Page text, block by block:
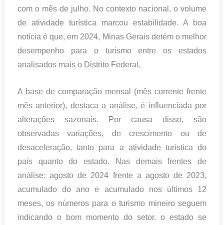
com o mês de julho. No contexto nacional, o volume
de atividade turística marcou estabilidade. A boa
notícia é que, em 2024, Minas Gerais detém o melhor
desempenho para o turismo entre os estados
analisados mais o Distrito Federal.
A base de comparação mensal (mês corrente frente
mês anterior), destaca a análise, é influenciada por
alterações sazonais. Por causa disso, são
observadas variações, de crescimento ou de
desaceleração, tanto para a atividade turística do
país quanto do estado. Nas demais frentes de
análise: agosto de 2024 frente a agosto de 2023,
acumulado do ano e acumulado nos últimos 12
meses, os números para o turismo mineiro seguem
indicando o bom momento do setor. o estado se